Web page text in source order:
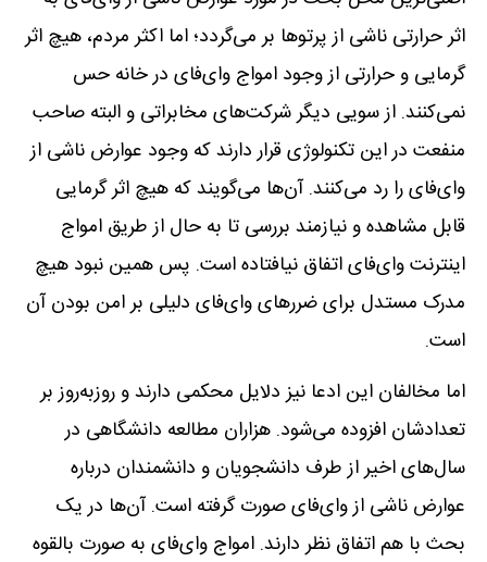
اثر حرارتی ناشی از پرتوها بر می‌گردد؛ اما اکثر مردم، هیچ اثر
گرمایی و حرارتی‌ از وجود امواج وای‌فای در خانه حس
نمی‌کنند. از سویی دیگر شرکت‌های مخابراتی و البته صاحب
منفعت در این تکنولوژی قرار دارند که وجود عوارض ناشی از
وای‌فای را رد می‌کنند. آن‌ها می‌گویند که هیچ اثر گرمایی
قابل مشاهده و نیازمند بررسی‌ تا به حال از طریق امواج
اینترنت وای‌فای اتفاق نیافتاده است. پس همین نبود هیچ
مدرک مستدل برای ضررهای وای‌فای دلیلی بر امن بودن آن
است.
اما مخالفان این ادعا نیز دلایل محکمی دارند و روز‎به‌روز بر
تعدادشان افزوده می‌شود. هزاران مطالعه دانشگاهی در
سال‌های اخیر از طرف دانشجویان و دانشمندان درباره
عوارض ناشی از وای‌فای صورت گرفته است. آن‌ها در یک
بحث با هم اتفاق نظر دارند. امواج وای‌فای به صورت بالقوه